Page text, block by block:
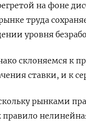
на фоне
труда
уровня
склоняемся к
ставки, и к
рынками
правило